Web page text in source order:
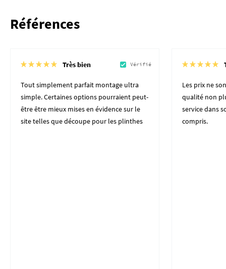
Références
Très bien Vérifié
Tout simplement parfait montage ultra
simple. Certaines options pourraient peut-
être être mieux mises en évidence sur le
site telles que découpe pour les plinthes
Les prix ne
qualité non
service dans
compris.